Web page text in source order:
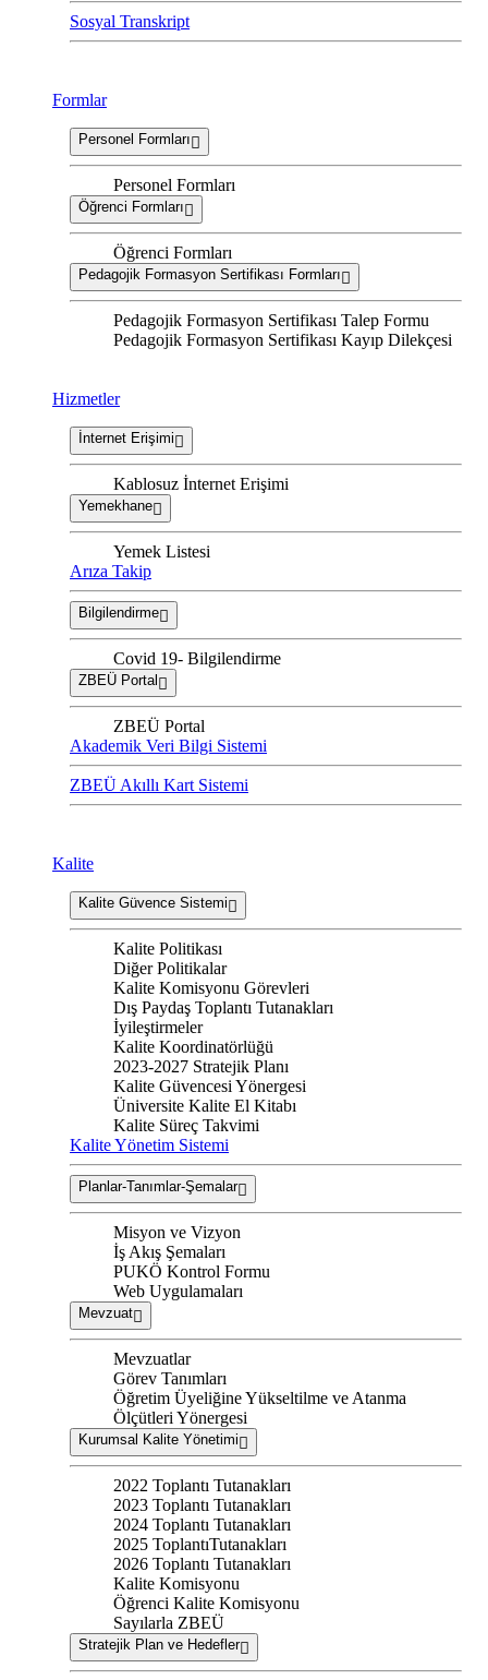
Sosyal Transkript
Formlar
Personel Formları
Personel Formları
Öğrenci Formları
Öğrenci Formları
Pedagojik Formasyon Sertifikası Formları
Pedagojik Formasyon Sertifikası Talep Formu
Pedagojik Formasyon Sertifikası Kayıp Dilekçesi
Hizmetler
İnternet Erişimi
Kablosuz İnternet Erişimi
Yemekhane
Yemek Listesi
Arıza Takip
Bilgilendirme
Covid 19- Bilgilendirme
ZBEÜ Portal
ZBEÜ Portal
Akademik Veri Bilgi Sistemi
ZBEÜ Akıllı Kart Sistemi
Kalite
Kalite Güvence Sistemi
Kalite Politikası
Diğer Politikalar
Kalite Komisyonu Görevleri
Dış Paydaş Toplantı Tutanakları
İyileştirmeler
Kalite Koordinatörlüğü
2023-2027 Stratejik Planı
Kalite Güvencesi Yönergesi
Üniversite Kalite El Kitabı
Kalite Süreç Takvimi
Kalite Yönetim Sistemi
Planlar-Tanımlar-Şemalar
Misyon ve Vizyon
İş Akış Şemaları
PUKÖ Kontrol Formu
Web Uygulamaları
Mevzuat
Mevzuatlar
Görev Tanımları
Öğretim Üyeliğine Yükseltilme ve Atanma
Ölçütleri Yönergesi
Kurumsal Kalite Yönetimi
2022 Toplantı Tutanakları
2023 Toplantı Tutanakları
2024 Toplantı Tutanakları
2025 ToplantıTutanakları
2026 Toplantı Tutanakları
Kalite Komisyonu
Öğrenci Kalite Komisyonu
Sayılarla ZBEÜ
Stratejik Plan ve Hedefler